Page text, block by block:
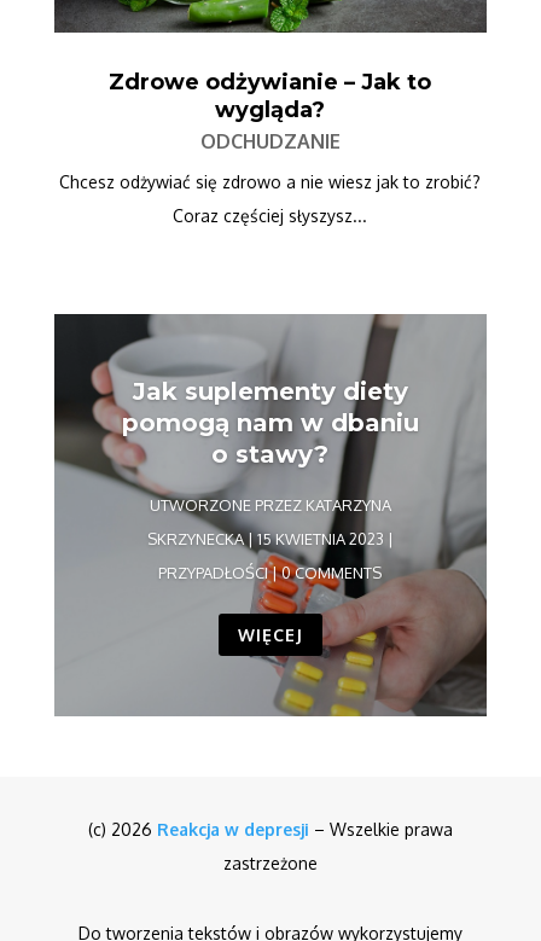
Zdrowe odżywianie – Jak to
wygląda?
ODCHUDZANIE
Chcesz odżywiać się zdrowo a nie wiesz jak to zrobić?
Coraz częściej słyszysz...
Jak suplementy diety
pomogą nam w dbaniu
o stawy?
UTWORZONE PRZEZ KATARZYNA
SKRZYNECKA|15 KWIETNIA 2023 |
PRZYPADŁOŚCI| 0 COMMENTS
WIĘCEJ
(c) 2026 Reakcja w depresji – Wszelkie prawa
zastrzeżone
Do tworzenia tekstów i obrazów wykorzystujemy